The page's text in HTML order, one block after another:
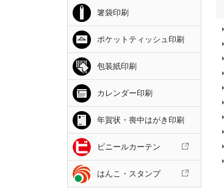
箸袋印刷
ポケットティッシュ印刷
包装紙印刷
カレンダー印刷
年賀状・喪中はがき印刷
ビニールカーテン
はんこ・スタンプ